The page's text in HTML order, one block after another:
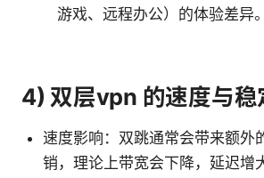
游戏、远程办公）的体验差异。
4) 双层vpn 的速度与稳
速度影响：双跳通常会带来额外
销，理论上带宽会下降，延迟增